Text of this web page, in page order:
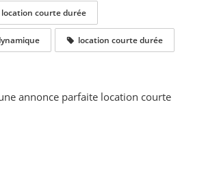
courte durée
location courte durée